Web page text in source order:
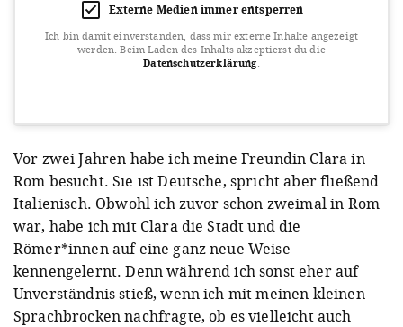
Externe Medien immer entsperren
Ich bin damit einverstanden, dass mir externe Inhalte angezeigt
werden. Beim Laden des Inhalts akzeptierst du die
Datenschutzerklärung
A post shared by Babbel (@babbel)
Vor zwei Jahren habe ich meine Freundin Clara in
Rom besucht. Sie ist Deutsche, spricht aber fließend
Italienisch. Obwohl ich zuvor schon zweimal in Rom
war, habe ich mit Clara die Stadt und die
Römer*innen auf eine ganz neue Weise
kennengelernt. Denn während ich sonst eher auf
Unverständnis stieß, wenn ich mit meinen kleinen
Sprachbrocken nachfragte, ob es vielleicht auch